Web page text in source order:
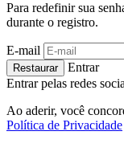
Para redefinir sua
durante o registro.
E-mail
Restaurar
Entrar
Entrar pelas redes
Ao aderir, você
Política de Privacidade